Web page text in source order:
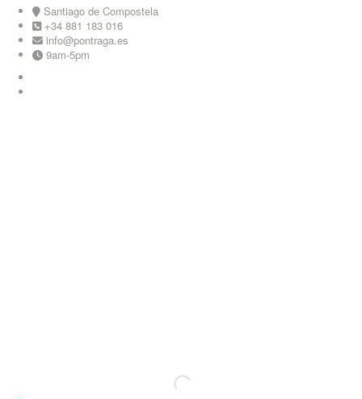
Skip
content
Santiago de Compostela
+34 881 183 016
info@pontraga.es
9am-5pm